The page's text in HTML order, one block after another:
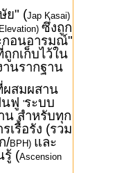
ย" (Jap Kasai)
ซึ่งถูก
กอนอารมณ์"
ถูกเก็บไว้ใน
นรากฐาน
ผสมผสาน
นฟู 'ระบบ
น สำหรับทุก
เรื้อรัง (รวม
/BPH) และ
รู้ (Ascension